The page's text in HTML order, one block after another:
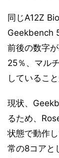
同じA12Z
Geekbench
前後の数字
25％、マル
していること
現状、
るため、
状態で動作
常の8コアと